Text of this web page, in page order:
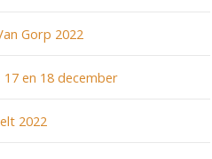
Gorp 2022
en 18 december
2022